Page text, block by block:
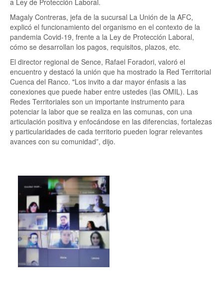
a Ley de Protección Laboral.
Magaly Contreras, jefa de la sucursal La Unión de la AFC,
explicó el funcionamiento del organismo en el contexto de la
pandemia Covid-19, frente a la Ley de Protección Laboral,
cómo se desarrollan los pagos, requisitos, plazos, etc.
El director regional de Sence, Rafael Foradori, valoró el
encuentro y destacó la unión que ha mostrado la Red Territorial
Cuenca del Ranco. "Los invito a dar mayor énfasis a las
conexiones que puede haber entre ustedes (las OMIL). Las
Redes Territoriales son un importante instrumento para
potenciar la labor que se realiza en las comunas, con una
articulación positiva y enfocándose en las diferencias, fortalezas
y particularidades de cada territorio pueden lograr relevantes
avances con su comunidad”, dijo.